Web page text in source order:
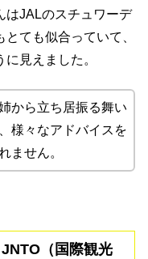
はJALのスチュワーデ
ても似合っていて、
見えました。
から立ち居振る舞い
様々なアドバイスを
ません。
（国際観光